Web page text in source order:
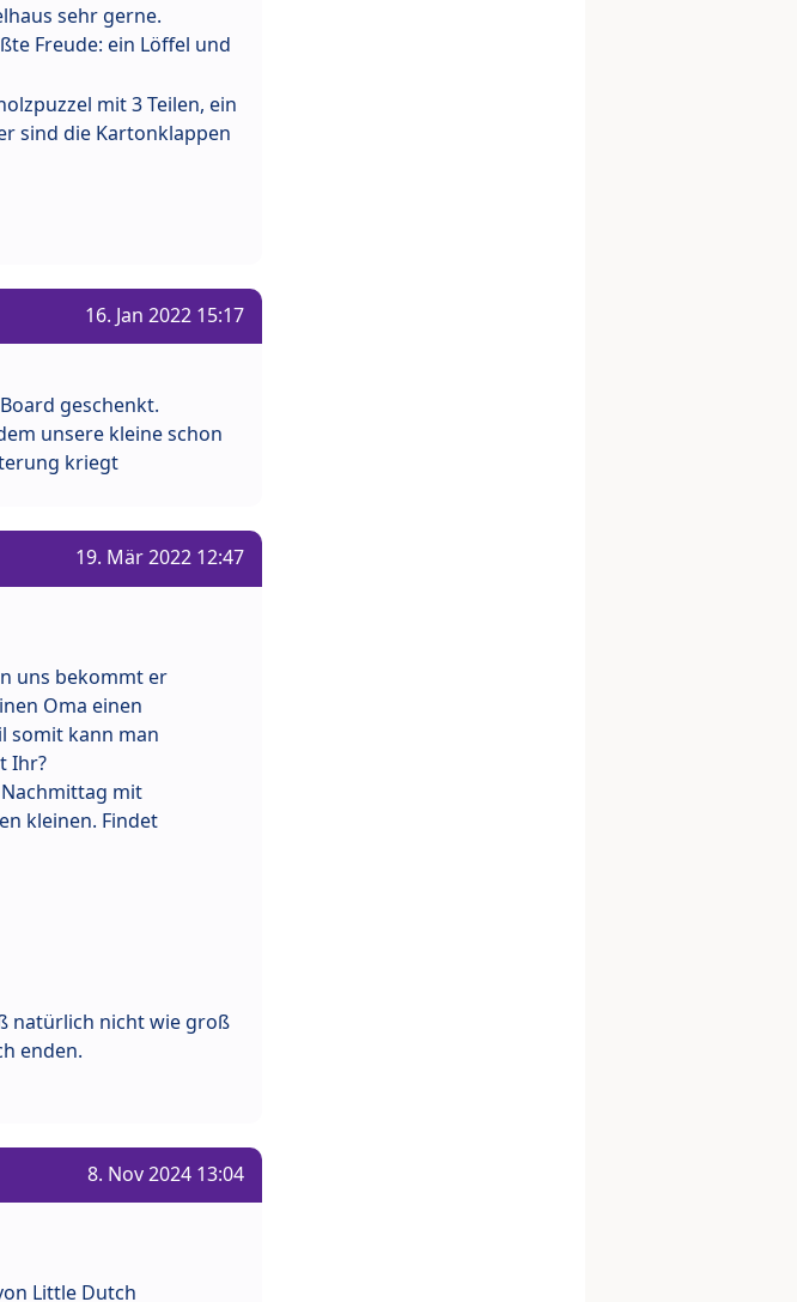
sehr gerne.
Freude: ein Löffel und
mit 3 Teilen, ein
sind die Kartonklappen
16. Jan 2022 15:17
geschenkt.
unsere kleine schon
kriegt
19. Mär 2022 12:47
uns bekommt er
Oma einen
somit kann man
Ihr?
mit
kleinen. Findet
natürlich nicht wie groß
enden.
8. Nov 2024 13:04
Little Dutch